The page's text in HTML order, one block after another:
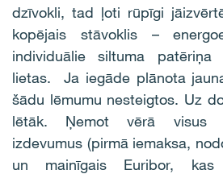
dzīvokli, tad ļoti rūpīgi
kopējais stāvoklis –
individuālie siltuma
lietas. Ja iegāde plānota
šādu lēmumu nesteigtos. Uz
lētāk. Ņemot vērā visus
izdevumus (pirmā iemaksa,
un mainīgais Euribor, kas